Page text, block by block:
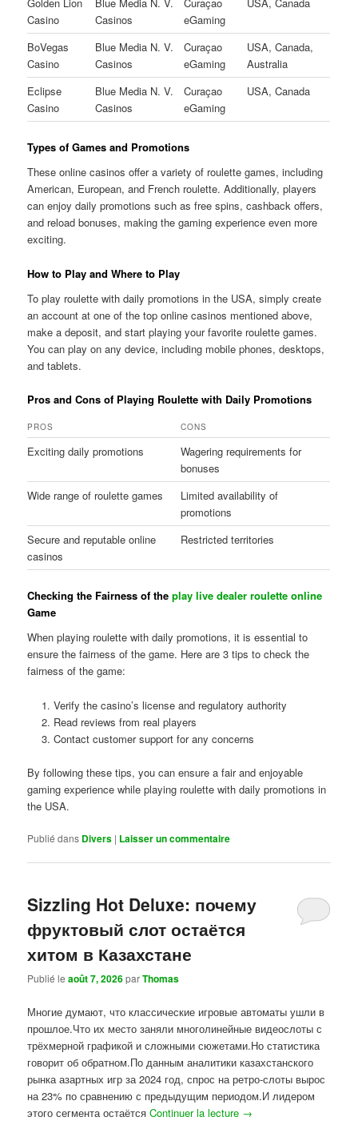
Casino
Casinos
eGaming
BoVegas
Casino
Blue Media N. V.
Casinos
Curaçao
eGaming
USA, Canada,
Australia
Eclipse
Casino
Blue Media N. V.
Casinos
Curaçao
eGaming
USA, Canada
Types of Games and Promotions
These online casinos offer a variety of roulette games, including
American, European, and French roulette. Additionally, players
can enjoy daily promotions such as free spins, cashback offers,
and reload bonuses, making the gaming experience even more
exciting.
How to Play and Where to Play
To play roulette with daily promotions in the USA, simply create
an account at one of the top online casinos mentioned above,
make a deposit, and start playing your favorite roulette games.
You can play on any device, including mobile phones, desktops,
and tablets.
Pros and Cons of Playing Roulette with Daily Promotions
PROS CONS
Exciting daily promotions
Wagering requirements for
bonuses
Wide range of roulette games
Limited availability of
promotions
Secure and reputable online
casinos
Restricted territories
Checking the Fairness of theplay live dealer roulette online
Game
When playing roulette with daily promotions, it is essential to
ensure the fairness of the game. Here are 3 tips to check the
fairness of the game:
Verify the casino’s license and regulatory authority
Read reviews from real players
Contact customer support for any concerns
By following these tips, you can ensure a fair and enjoyable
gaming experience while playing roulette with daily promotions in
the USA.
Publié dans Divers | Laisser un commentaire
Sizzling Hot Deluxe: почему
фруктовый слот остаётся
хитом в Казахстане
Publié leaoût 7, 2026parThomas
Многие думают, что классические игровые автоматы ушли в
прошлое.Что их место заняли многолинейные видеослоты с
трёхмерной графикой и сложными сюжетами.Но статистика
говорит об обратном.По данным аналитики казахстанского
рынка азартных игр за 2024 год, спрос на ретро-слоты вырос
на 23% по сравнению с предыдущим периодом.И лидером
этого сегмента остаётсяContinuer la lecture →